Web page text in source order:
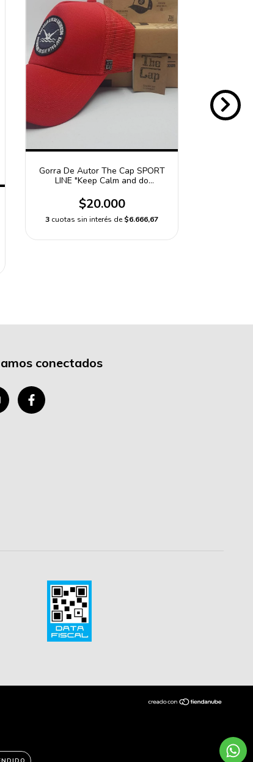
Gorra De Autor The Cap SPORT
LINE "Keep Calm and do
$20.000
3 cuotas sin interés de$6.666,67
conectados